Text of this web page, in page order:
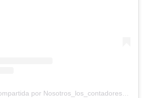
Una publicación compartida por Nosotros_los_contadores (@nosotros_los_contadores)